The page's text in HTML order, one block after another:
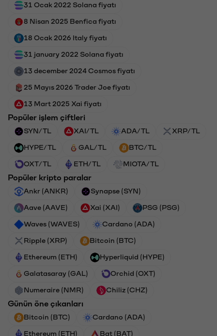
31 Ocak 2022 Solana fiyatı
8 Nisan 2025 Benfica fiyatı
18 Ocak 2026 Italy fiyatı
31 january 2022 Solana fiyatı
13 december 2024 Cosmos fiyatı
25 Mayıs 2026 Trader Joe fiyatı
13 Mart 2025 Xai fiyatı
Popüler işlem çiftleri
SYN/TL XAI/TL ADA/TL XRP/TL
HYPE/TL GAL/TL BTC/TL
OXT/TL ETH/TL MIOTA/TL
Popüler kripto paralar
Ankr (ANKR) Synapse (SYN)
Aave (AAVE) Xai (XAI) PSG (PSG)
Waves (WAVES) Cardano (ADA)
Ripple (XRP) Bitcoin (BTC)
Ethereum (ETH) Hyperliquid (HYPE)
Galatasaray (GAL) Orchid (OXT)
Numeraire (NMR) Chiliz (CHZ)
Günün öne çıkanları
Bitcoin (BTC) Cardano (ADA)
Ethereum (ETH) Bat (BAT)